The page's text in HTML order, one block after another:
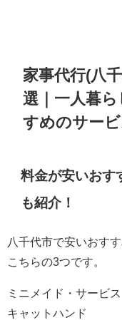
家事代行(八
選｜一人暮
すめのサービ
料金が安いおす
も紹介！
八千代市で安いおす
こちらの3つです。
ミニメイド・サービス
キャットハンド